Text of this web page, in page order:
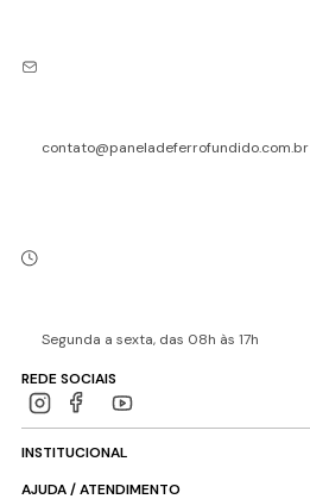
contato@paneladeferrofundido.com.br
Segunda a sexta, das 08h às 17h
REDE SOCIAIS
INSTITUCIONAL
AJUDA / ATENDIMENTO